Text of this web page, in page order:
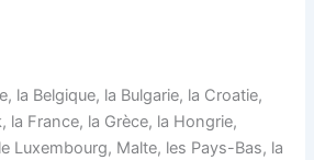
la Belgique, la Bulgarie, la Croatie,
la France, la Grèce, la Hongrie,
Luxembourg, Malte, les Pays-Bas, la